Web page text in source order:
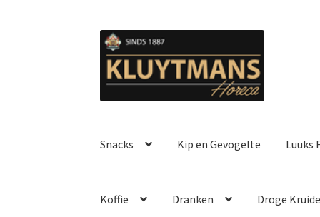
Ga
door
naar
Ga
naar
de
Snacks Kip en Gevogelte Luuks
Koffie Dranken Droge